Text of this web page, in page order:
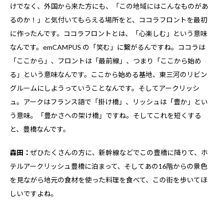
けでなく、外国から来た方にも、「この地域にはこんなものがあ
るのか！」と気付いてもらえる場所をと、ココラフロントを最初
に作ったんです。ココラフロントとは、「心楽しむ」という意味
なんです。emCAMPUS の「笑む」に繋がるんですね。ココラは
「ここから」、フロントは「最前線」、つまり「ここから始め
る」という意味なんです。ここから始める基地、東三河のリビン
グルームにしようっていうことなんです。そしてアークリッシ
ュ。アークはフランス語で「掛け橋」、リッシュは「豊か」とい
う意味。「豊かさへの架け橋」ですね。そしてこれを短くする
と、豊橋なんです。
森田： ぜひたくさんの方に、新幹線などでこの豊橋に降りて、ホ
テルアークリッシュ豊橋に泊まって、そしてあの16階からの景色
を見ながら地元の食材を使った料理を食べて、この街を歩いてほ
しいですよね。